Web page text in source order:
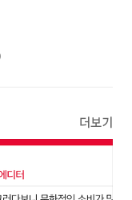
더보기